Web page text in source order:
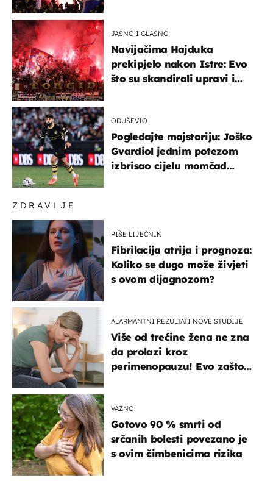
ZDRAVLJE
PIŠE LIJEČNIK
Fibrilacija atrija i prognoza:
Koliko se dugo može živjeti
s ovom dijagnozom?
ALARMANTNI REZULTATI NOVE STUDIJE
Više od trećine žena ne zna
da prolazi kroz
perimenopauzu! Evo zašto
VAŽNO!
Gotovo 90 % smrti od
srčanih bolesti povezano je
s ovim čimbenicima rizika
JASNO I GLASNO
Navijačima Hajduka
prekipjelo nakon Istre: Evo
što su skandirali upravi i
ODUŠEVIO
Pogledajte majstoriju: Joško
Gvardiol jednim potezom
izbrisao cijelu momčad